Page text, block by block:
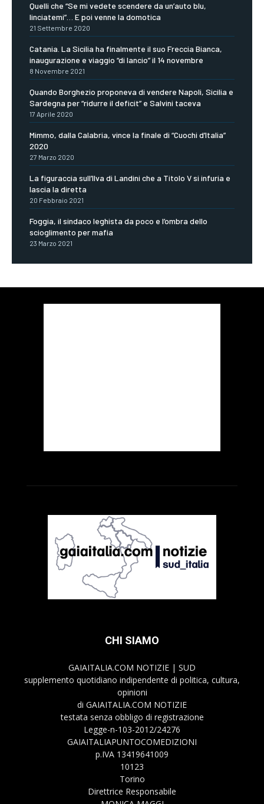
Quelli che “Se mi vedete scendere da un’auto blu,
linciatemi”… E poi venne la domotica
21 Settembre 2020
Catania. La Sicilia ha finalmente il suo Freccia Bianca,
inaugurazione e viaggio “di lancio” il 14 novembre
8 Novembre 2021
Quando Borghezio proponeva di vendere Napoli, Sicilia e
Sardegna per “ridurre il deficit” e Salvini taceva
17 Aprile 2020
Mimmo, dalla Calabria, vince la finale di “Cuochi d’Italia”
2020
27 Marzo 2020
La figuraccia sull’Ilva di Landini che a Titolo V si infuria e
lascia la diretta
20 Febbraio 2021
Foggia, il sindaco leghista da poco e l’ombra dello
scioglimento per mafia
23 Marzo 2021
CHI SIAMO
GAIAITALIA.COM NOTIZIE | SUD
supplemento quotidiano indipendente di politica, cultura,
opinioni
di GAIAITALIA.COM NOTIZIE
testata senza obbligo di registrazione
Legge-n-103-2012/24276
GAIAITALIAPUNTOCOMEDIZIONI
p.IVA 13419641009
10123
Torino
Direttrice Responsabile